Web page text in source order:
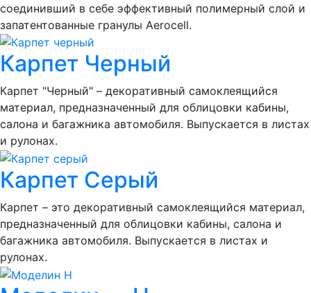
соединивший в себе эффективный полимерный слой и
запатентованные гранулы Aerocell.
Карпет Черный
Карпет "Черный" – декоративный самоклеящийся
материал, предназначенный для облицовки кабины,
салона и багажника автомобиля. Выпускается в листах
и рулонах.
Карпет Серый
Карпет – это декоративный самоклеящийся материал,
предназначенный для облицовки кабины, салона и
багажника автомобиля. Выпускается в листах и
рулонах.